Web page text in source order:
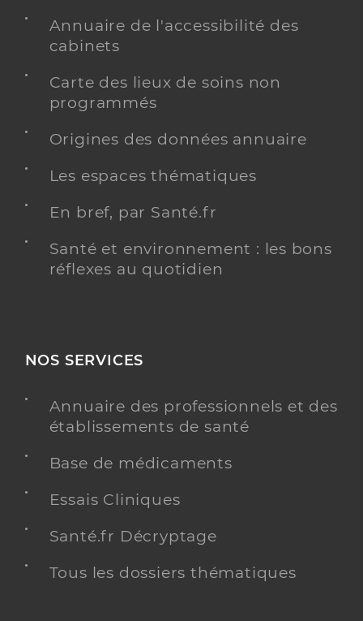
Annuaire de l'accessibilité des
cabinets
Carte des lieux de soins non
programmés
Origines des données annuaire
Les espaces thématiques
En bref, par Santé.fr
Santé et environnement : les bons
réflexes au quotidien
NOS SERVICES
Annuaire des professionnels et des
établissements de santé
Base de médicaments
Essais Cliniques
Santé.fr Décryptage
Tous les dossiers thématiques